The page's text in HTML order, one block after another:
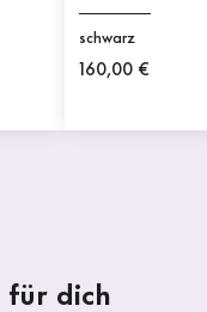
schwarz
Neuer Preis
160,00 €
für dich